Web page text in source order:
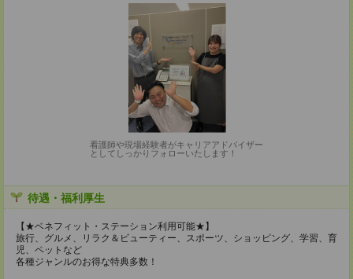
看護師や現場経験者がキャリアアドバイザー
としてしっかりフォローいたします！
待遇・福利厚生
【★ベネフィット・ステーション利用可能★】
旅行、グルメ、リラク＆ビューティー、スポーツ、ショッピング、学習、育
児、ペットなど
各種ジャンルのお得な特典多数！